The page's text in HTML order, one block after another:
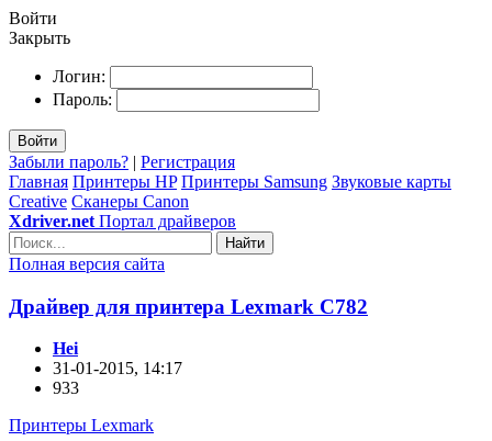
Войти
Закрыть
Логин:
Пароль:
Войти
Забыли пароль? | Регистрация
Главная Принтеры HP Принтеры Samsung Звуковые карты
Creative Сканеры Canon
Xdriver.net Портал драйверов
Найти
Полная версия сайта
Драйвер для принтера Lexmark C782
Hei
31-01-2015, 14:17
933
Принтеры Lexmark